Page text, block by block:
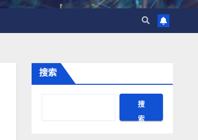
搜索
搜
索